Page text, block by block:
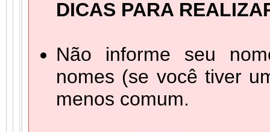
DICAS PARA
Não informe seu
nomes (se você tiver
menos comum.